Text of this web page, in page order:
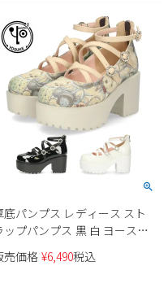
底パンプス レディース スト
ップパンプス 黒 白 ヨースケ
YOSUKE 4450037 ブラック ホ
イト ベージュ エナメル タン
売価格 ¥6,490税込